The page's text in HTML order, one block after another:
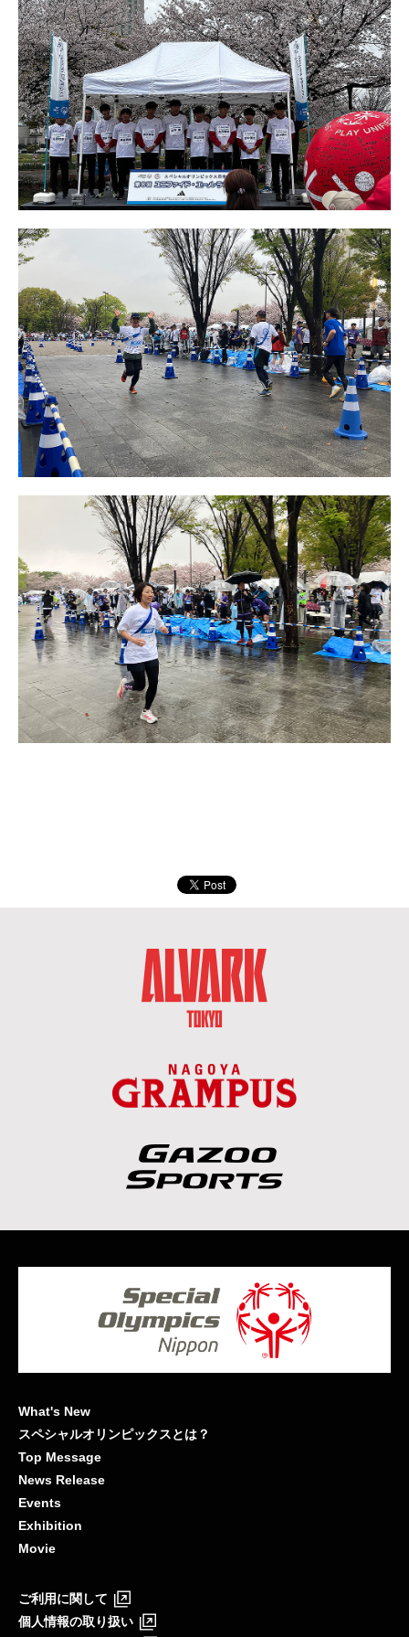
What's New
スペシャルオリンピックスとは？
Top Message
News Release
Events
Exhibition
Movie
ご利用に関して
個人情報の取り扱い